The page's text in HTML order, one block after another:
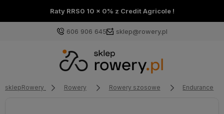
Raty RRS0 10 x 0% z Credit Agricole !
606 906 645 sklep@rowery.pl
sklepRowery Rowery Rowery szosowe Endurance